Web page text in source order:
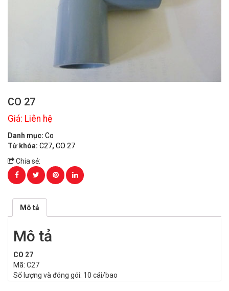
CO 27
Giá: Liên hệ
Danh mục: Co
Từ khóa: C27, CO 27
Chia sẻ:
Mô tả
Mô tả
CO 27
Mã: C27
Số lượng và đóng gói: 10 cái/bao